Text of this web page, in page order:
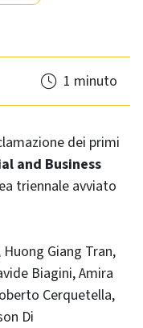
1 minuto
dei primi
and Business
triennale avviato
Giang Tran,
Biagini, Amira
Cerquetella,
Di